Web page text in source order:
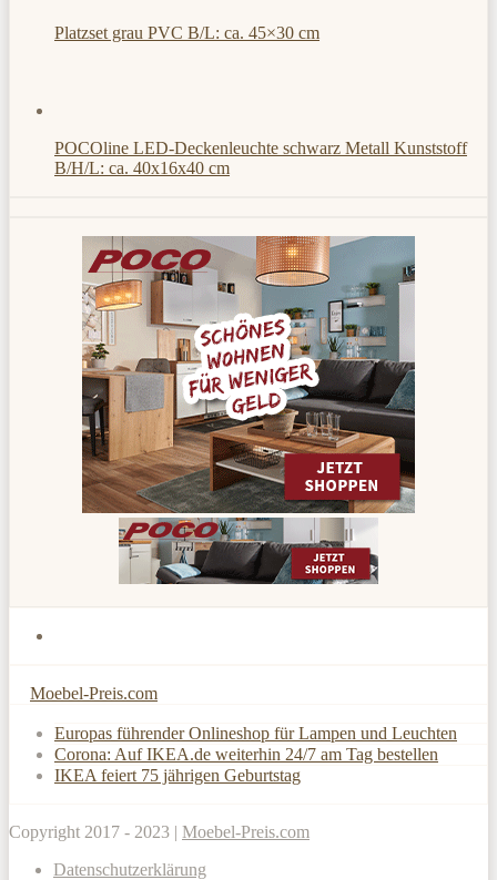
Platzset grau PVC B/L: ca. 45×30 cm
POCOline LED-Deckenleuchte schwarz Metall Kunststoff
B/H/L: ca. 40x16x40 cm
Moebel-Preis.com
Europas führender Onlineshop für Lampen und Leuchten
Corona: Auf IKEA.de weiterhin 24/7 am Tag bestellen
IKEA feiert 75 jährigen Geburtstag
Copyright 2017 - 2023 | Moebel-Preis.com
Datenschutzerklärung